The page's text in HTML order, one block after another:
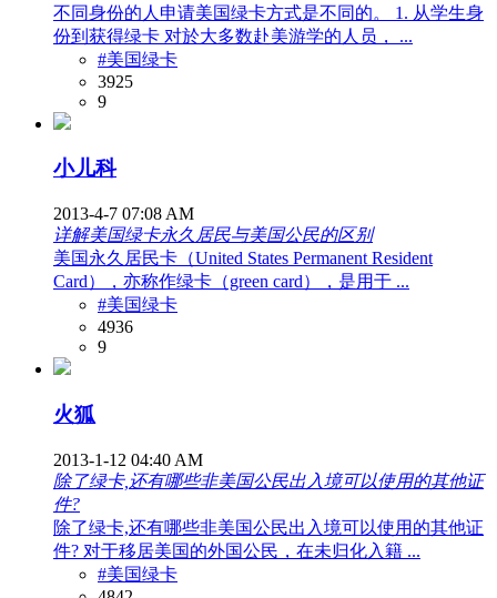
不同身份的人申请美国绿卡方式是不同的。 1. 从学生身
份到获得绿卡 对於大多数赴美游学的人员， ...
#美国绿卡
3925
9
小儿科
2013-4-7 07:08 AM
详解美国绿卡永久居民与美国公民的区别
美国永久居民卡（United States Permanent Resident
Card），亦称作绿卡（green card），是用于 ...
#美国绿卡
4936
9
火狐
2013-1-12 04:40 AM
除了绿卡,还有哪些非美国公民出入境可以使用的其他证
件?
除了绿卡,还有哪些非美国公民出入境可以使用的其他证
件? 对于移居美国的外国公民，在未归化入籍 ...
#美国绿卡